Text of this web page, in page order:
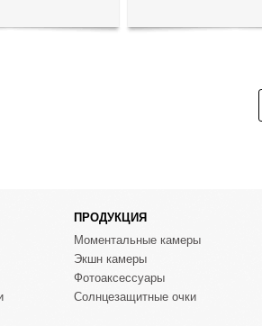
ПРОДУКЦИЯ
Моментальные камеры
Экшн камеры
Фотоаксессуары
Солнцезащитные очки